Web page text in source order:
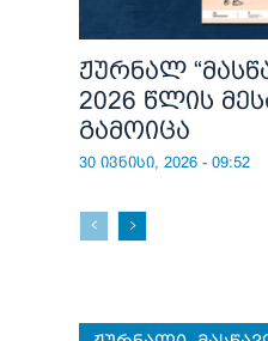
ჟურნალ
2026 წლის
გამოიცა
30 ივნისი, 2026 - 09:52